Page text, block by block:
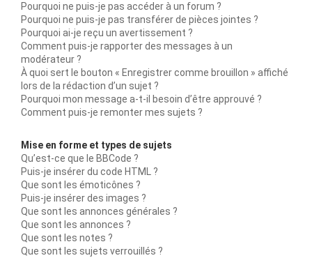
Pourquoi ne puis-je pas accéder à un forum ?
Pourquoi ne puis-je pas transférer de pièces jointes ?
Pourquoi ai-je reçu un avertissement ?
Comment puis-je rapporter des messages à un
modérateur ?
À quoi sert le bouton « Enregistrer comme brouillon » affiché
lors de la rédaction d’un sujet ?
Pourquoi mon message a-t-il besoin d’être approuvé ?
Comment puis-je remonter mes sujets ?
Mise en forme et types de sujets
Qu’est-ce que le BBCode ?
Puis-je insérer du code HTML ?
Que sont les émoticônes ?
Puis-je insérer des images ?
Que sont les annonces générales ?
Que sont les annonces ?
Que sont les notes ?
Que sont les sujets verrouillés ?